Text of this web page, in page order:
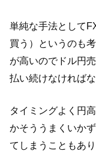
単純な手法として
買う）というのも
が高いのでドル円
払い続けなければな
タイミングよく円
かそううまくいか
てしまうこともあり